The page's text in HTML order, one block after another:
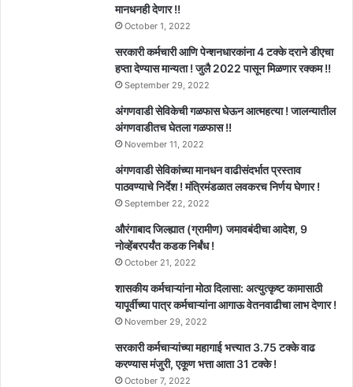
मानधनही देणार !!
October 1, 2022
सरकारी कर्मचारी आणि पेन्शनधारकांना 4 टक्के दराने डीएचा
हप्ता देण्यास मान्यता ! जुलै 2022 पासून मिळणार रक्कम !!
September 29, 2022
अंगणवाडी सेविकेची गळफास घेऊन आत्महत्या ! जालन्यातील
अंगणवाडीतच घेतला गळफास !!
November 11, 2022
अंगणवाडी सेविकांच्या मानधन वाढीसंदर्भात प्रस्ताव
पाठवण्याचे निर्देश ! मंत्रिमंडळात लवकरच निर्णय घेणार !
September 22, 2022
औरंगाबाद जिल्ह्यात (ग्रामीण) जमावबंदीचा आदेश, 9
नोव्हेंबरपर्यंत कडक निर्बंध !
October 21, 2022
शासकीय कर्मचाऱ्यांना मोठा दिलासा: अत्युत्कृष्ट कामासाठी
यापूर्वीच्या पात्र कर्मचाऱ्यांना आगाऊ वेतनवाढीचा लाभ देणार !
November 29, 2022
सरकारी कर्मचाऱ्यांच्या महागाई भत्त्यात 3.75 टक्के वाढ
करण्यास मंजुरी, एकूण भत्ता आता 31 टक्के !
October 7, 2022